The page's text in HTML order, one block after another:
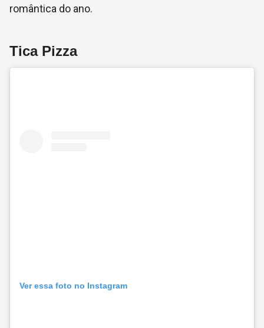
romântica do ano.
Tica Pizza
Ver essa foto no Instagram